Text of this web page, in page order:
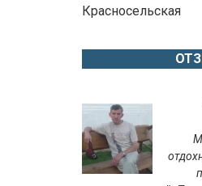
Красносельская